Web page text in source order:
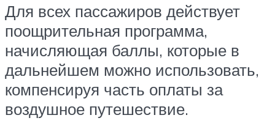
Для всех пассажиров действует
поощрительная программа,
начисляющая баллы, которые в
дальнейшем можно использовать,
компенсируя часть оплаты за
воздушное путешествие.